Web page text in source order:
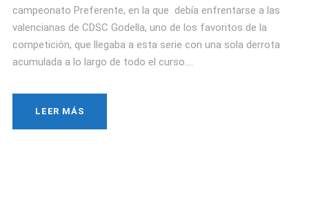
campeonato Preferente, en la que debía enfrentarse a las
valencianas de CDSC Godella, uno de los favoritos de la
competición, que llegaba a esta serie con una sola derrota
acumulada a lo largo de todo el curso....
LEER MÁS